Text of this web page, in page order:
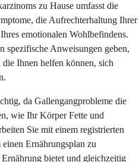
zu Hause umfasst die
die Aufrechterhaltung Ihrer
emotionalen Wohlbefindens.
spezifische Anweisungen geben,
die Ihnen helfen können, sich
da Gallengangprobleme die
wie Ihr Körper Fette und
Sie mit einem registrierten
Ernährungsplan zu
bietet und gleichzeitig